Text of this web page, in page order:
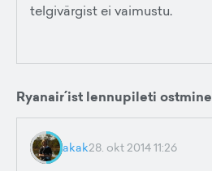
telgivärgist ei vaimustu.
Ryanair´ist lennupileti ostmine
akak28. okt 2014 11:26